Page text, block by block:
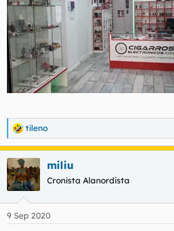
R
e
a
c
c
i
e
tileno
miliu
Cronista Alanordista
9 Sep 2020